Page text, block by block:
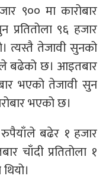
९०० मा कारोबार
९६ हजार
त्यस्तै तेजावी सुनको
बढेको छ। आइतबार
भएको तेजावी सुन
भएको छ।
रुपैयाँले बढेर १ हजार
चाँदी प्रतितोला १